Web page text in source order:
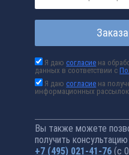
Я даюсогласие на
данных в соответствии с
Я даюсогласие на
информационных рассылок
Вы также можете
получить
+7 (495) 021-41-76 (с